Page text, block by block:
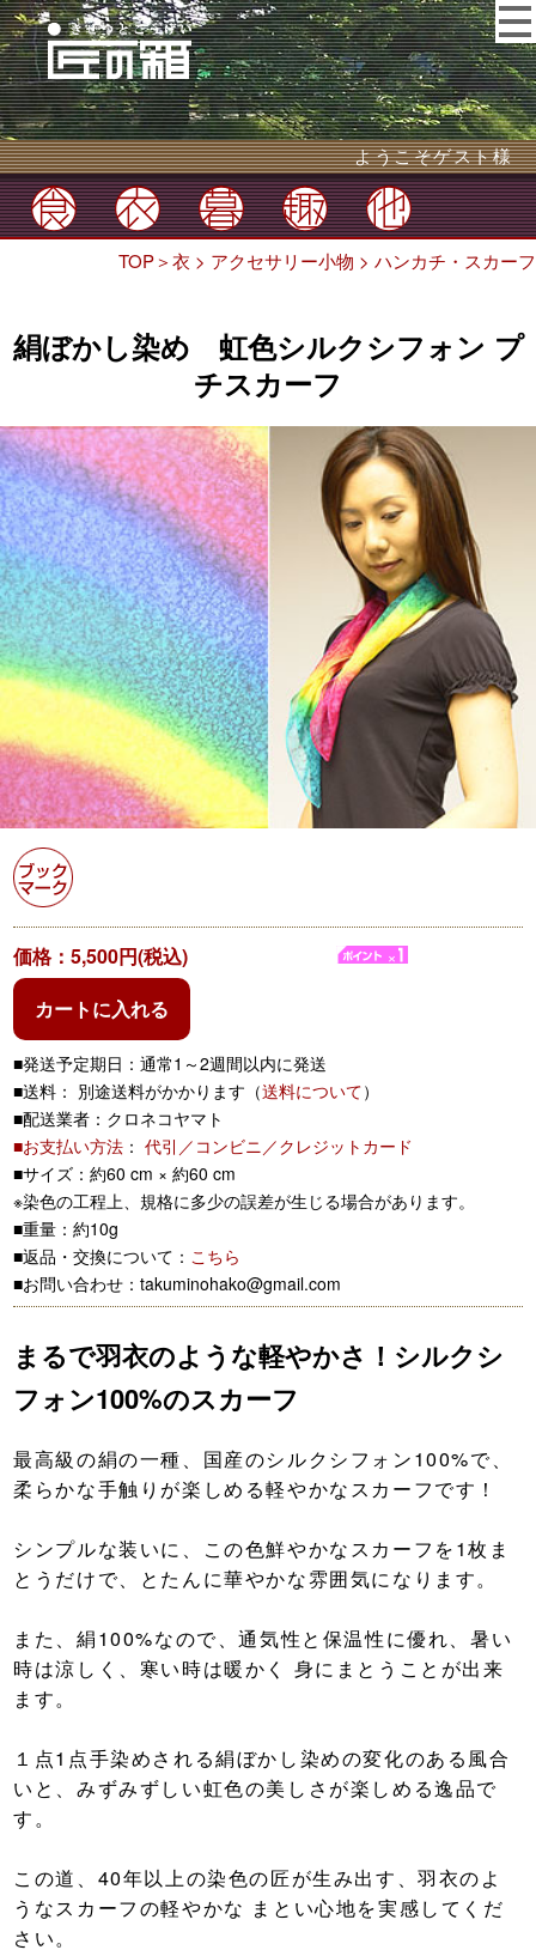
ようこそゲスト様
TOP＞衣 > アクセサリー小物 > ハンカチ・スカーフ
絹ぼかし染め 虹色シルクシフォン プ
チスカーフ
価格：5,500円(税込)
カートに入れる
■発送予定期日：通常1～2週間以内に発送
■送料： 別途送料がかかります（送料について）
■配送業者：クロネコヤマト
■お支払い方法 ：代引／コンビニ／クレジットカード
■サイズ：約60 cm × 約60 cm
※染色の工程上、規格に多少の誤差が生じる場合があります。
■重量：約10g
■返品・交換について： こちら
■お問い合わせ：takuminohako@gmail.com
まるで羽衣のような軽やかさ！シルクシ
フォン100%のスカーフ
最高級の絹の一種、国産のシルクシフォン100%で、
柔らかな手触りが楽しめる軽やかなスカーフです！
シンプルな装いに、この色鮮やかなスカーフを1枚ま
とうだけで、とたんに華やかな雰囲気になります。
また、絹100%なので、通気性と保温性に優れ、暑い
時は涼しく、寒い時は暖かく 身にまとうことが出来
ます。
１点1点手染めされる絹ぼかし染めの変化のある風合
いと、みずみずしい虹色の美しさが楽しめる逸品で
す。
この道、40年以上の染色の匠が生み出す、羽衣のよ
うなスカーフの軽やかな まとい心地を実感してくだ
さい。